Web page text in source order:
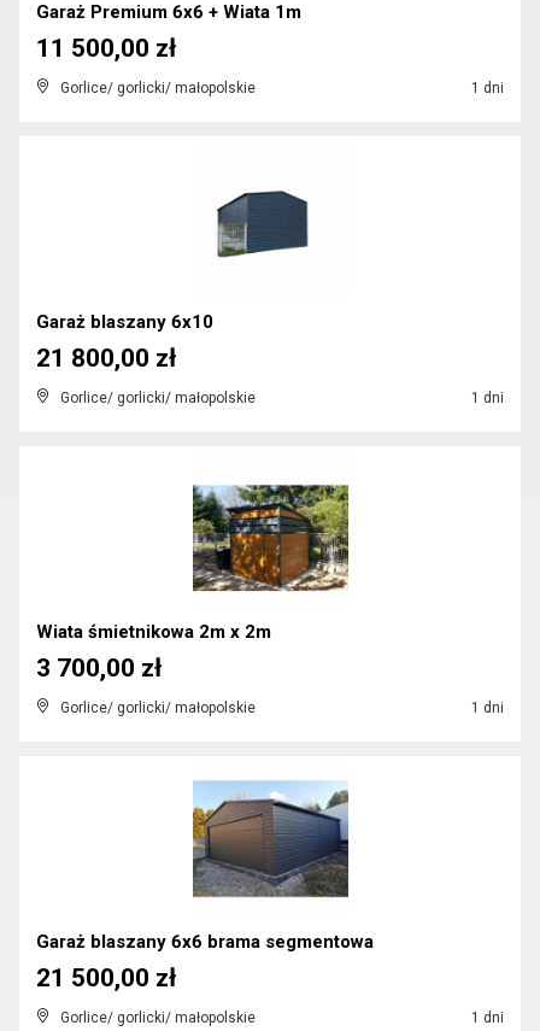
Garaż Premium 6x6 + Wiata 1m
Gorlice/ gorlicki/ małopolskie 1 dni
11 500,00 zł
Garaż blaszany 6x10
Gorlice/ gorlicki/ małopolskie 1 dni
21 800,00 zł
Wiata śmietnikowa 2m x 2m
Gorlice/ gorlicki/ małopolskie 1 dni
3 700,00 zł
Garaż blaszany 6x6 brama segmentowa
Gorlice/ gorlicki/ małopolskie 1 dni
21 500,00 zł